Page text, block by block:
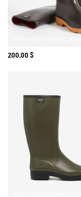
200,00 $